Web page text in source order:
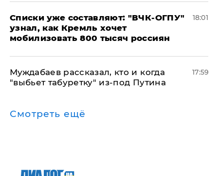
Списки уже составляют: "ВЧК-ОГПУ"
узнал, как Кремль хочет
мобилизовать 800 тысяч россиян
18:01
Муждабаев рассказал, кто и когда
"выбьет табуретку" из-под Путина
17:59
Смотреть ещё